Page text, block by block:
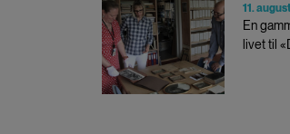
11.
En
livet til